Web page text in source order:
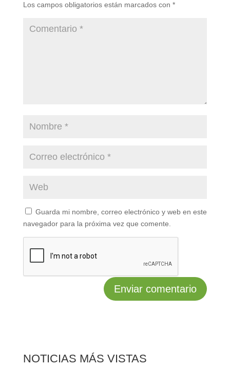
Los campos obligatorios están marcados con *
Guarda mi nombre, correo electrónico y web en este
navegador para la próxima vez que comente.
NOTICIAS MÁS VISTAS